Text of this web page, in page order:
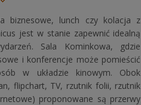
biznesowe, lunch czy kolacja z
jest w stanie zapewnić idealną
Sala Kominkowa, gdzie
i konferencje może pomieścić
w układzie kinowym. Obok
flipchart, TV, rzutnik folii, rzutnik
proponowane są przerwy